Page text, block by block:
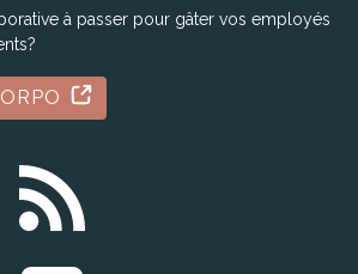
à passer pour gâter vos employés